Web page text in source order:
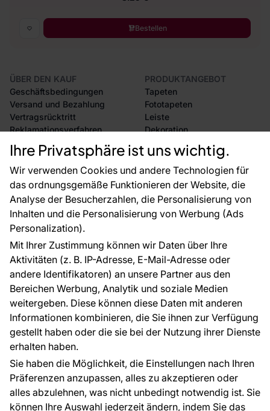
Ihre Privatsphäre ist uns wichtig.
Wir verwenden Cookies und andere Technologien für
das ordnungsgemäße Funktionieren der Website, die
Analyse der Besucherzahlen, die Personalisierung von
Inhalten und die Personalisierung von Werbung (Ads
Personalization).
Mit Ihrer Zustimmung können wir Daten über Ihre
Aktivitäten (z. B. IP-Adresse, E-Mail-Adresse oder
andere Identifikatoren) an unsere Partner aus den
Bereichen Werbung, Analytik und soziale Medien
weitergeben. Diese können diese Daten mit anderen
Informationen kombinieren, die Sie ihnen zur Verfügung
gestellt haben oder die sie bei der Nutzung ihrer Dienste
erhalten haben.
Sie haben die Möglichkeit, die Einstellungen nach Ihren
Präferenzen anzupassen, alles zu akzeptieren oder
alles abzulehnen, was nicht unbedingt notwendig ist. Sie
können Ihre Auswahl jederzeit ändern, indem Sie das
Bestellen
ÜBER DEN KAUF
Geschäftsbedingungen
Versand und Bezahlung
Vertragsrücktritt
Reklamationsverfahren
Rücksendung von Waren
CE-Zertifizierung
Großhandel
Raumvisualisierung
PRODUKTANGEBOT
Tapeten
Fototapeten
Leiste
Dekoration
Selbstklebende Folien
Zubehör
Tapetenmuster
FÜR SIE
Blog
EU-Projekte
Ratschläge und Tipps
FAQ
ÜBER DAS UNTERNEHMEN
Kontakt
Haben Sie Fragen? Wir helfen Ihnen gerne weiter
und beraten Sie persönlich.
+49 781 95633072
service@tapeteneshop.de